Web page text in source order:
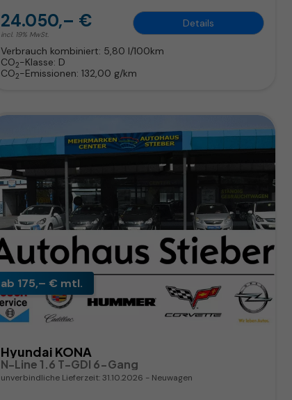
24.050,– €
incl. 19% MwSt.
Details
Verbrauch kombiniert: 5,80 l/100km
CO2-Klasse: D
CO2-Emissionen:132,00 g/km
ab 175,– € mtl.
Hyundai KONA
N-Line 1.6 T-GDI 6-Gang
unverbindliche Lieferzeit:31.10.2026 Neuwagen